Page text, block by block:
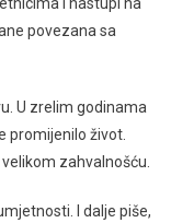
i nastupi na
povezana sa
U zrelim godinama
promijenilo život.
zahvalnošću.
I dalje piše,